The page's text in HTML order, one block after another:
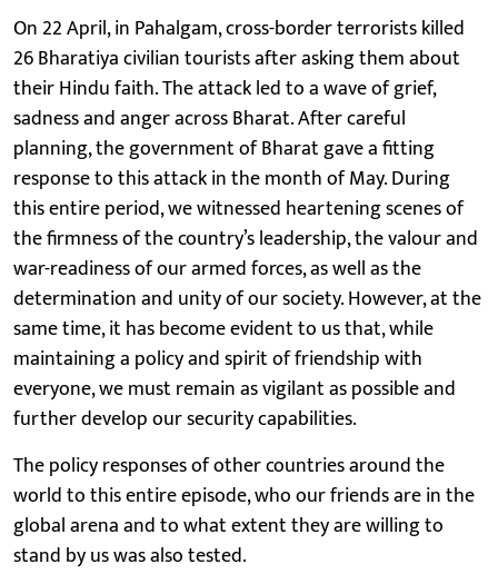
On 22 April, in Pahalgam, cross-border terrorists killed
26 Bharatiya civilian tourists after asking them about
their Hindu faith. The attack led to a wave of grief,
sadness and anger across Bharat. After careful
planning, the government of Bharat gave a fitting
response to this attack in the month of May. During
this entire period, we witnessed heartening scenes of
the firmness of the country’s leadership, the valour and
war-readiness of our armed forces, as well as the
determination and unity of our society. However, at the
same time, it has become evident to us that, while
maintaining a policy and spirit of friendship with
everyone, we must remain as vigilant as possible and
further develop our security capabilities.
The policy responses of other countries around the
world to this entire episode, who our friends are in the
global arena and to what extent they are willing to
stand by us was also tested.